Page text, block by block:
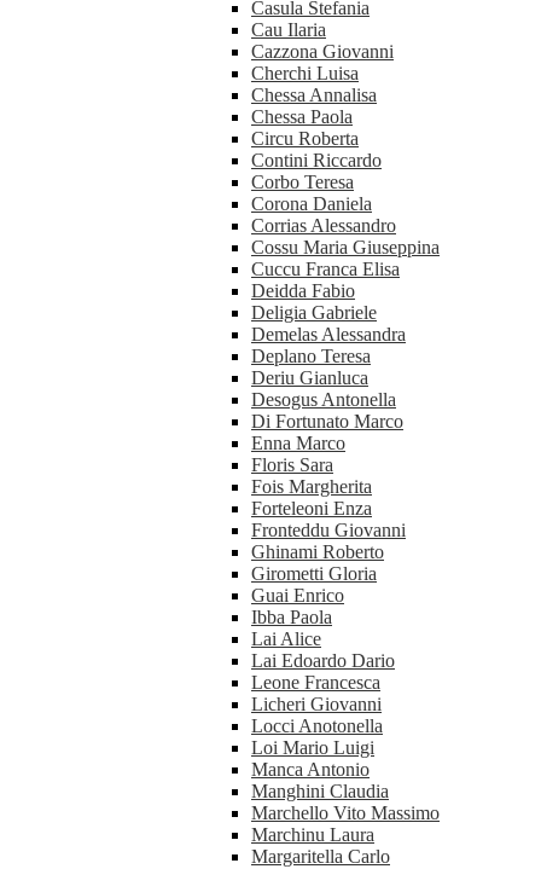
Casula Stefania
Cau Ilaria
Cazzona Giovanni
Cherchi Luisa
Chessa Annalisa
Chessa Paola
Circu Roberta
Contini Riccardo
Corbo Teresa
Corona Daniela
Corrias Alessandro
Cossu Maria Giuseppina
Cuccu Franca Elisa
Deidda Fabio
Deligia Gabriele
Demelas Alessandra
Deplano Teresa
Deriu Gianluca
Desogus Antonella
Di Fortunato Marco
Enna Marco
Floris Sara
Fois Margherita
Forteleoni Enza
Fronteddu Giovanni
Ghinami Roberto
Girometti Gloria
Guai Enrico
Ibba Paola
Lai Alice
Lai Edoardo Dario
Leone Francesca
Licheri Giovanni
Locci Anotonella
Loi Mario Luigi
Manca Antonio
Manghini Claudia
Marchello Vito Massimo
Marchinu Laura
Margaritella Carlo